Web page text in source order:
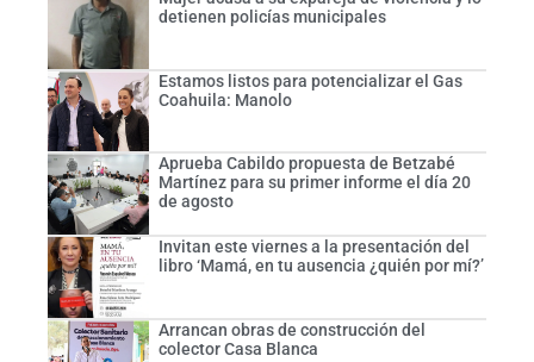
detienen policías municipales
Estamos listos para potencializar el Gas
Coahuila: Manolo
Aprueba Cabildo propuesta de Betzabé
Martínez para su primer informe el día 20
de agosto
Invitan este viernes a la presentación del
libro ‘Mamá, en tu ausencia ¿quién por mí?’
Arrancan obras de construcción del
colector Casa Blanca